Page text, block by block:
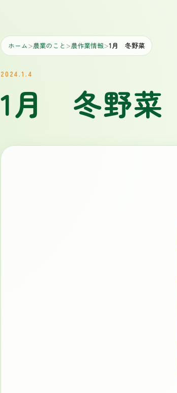
ホーム ＞農業のこと ＞農作業情報＞1月 冬野菜
2024.1.4
1月 冬野菜